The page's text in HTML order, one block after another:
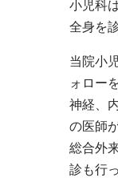
小児科
全身を
当院小
ォロー
神経、
の医師
総合外
診も行